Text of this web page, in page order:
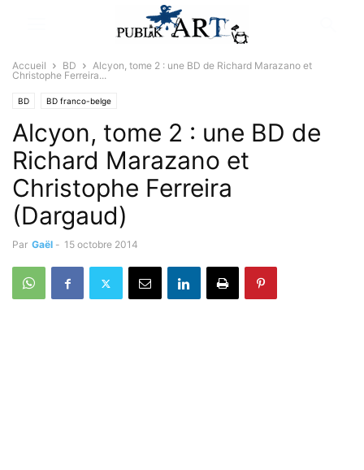
Accueil BD
Alcyon, tome 2 : une BD de Richard Marazano et
Christophe Ferreira...
BD BD franco-belge
Alcyon, tome 2 : une BD de
Richard Marazano et
Christophe Ferreira
(Dargaud)
Par Gaël - 15 octobre 2014